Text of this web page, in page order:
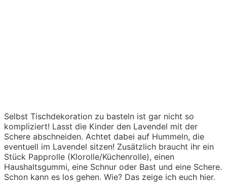
Selbst Tischdekoration zu basteln ist gar nicht so
kompliziert! Lasst die Kinder den Lavendel mit der
Schere abschneiden. Achtet dabei auf Hummeln, die
eventuell im Lavendel sitzen! Zusätzlich braucht ihr ein
Stück Papprolle (Klorolle/Küchenrolle), einen
Haushaltsgummi, eine Schnur oder Bast und eine Schere.
Schon kann es los gehen. Wie? Das zeige ich euch hier.